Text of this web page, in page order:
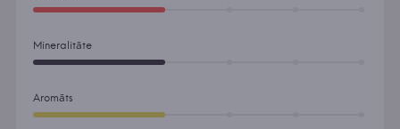
Mineralitāte
Aromāts